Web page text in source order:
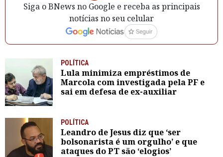
Siga o BNews no Google e receba as principais
notícias no seu celular
POLÍTICA
Lula minimiza empréstimos de
Marcola com investigada pela PF e
sai em defesa de ex-auxiliar
POLÍTICA
Leandro de Jesus diz que ‘ser
bolsonarista é um orgulho’ e que
ataques do PT são ‘elogios’